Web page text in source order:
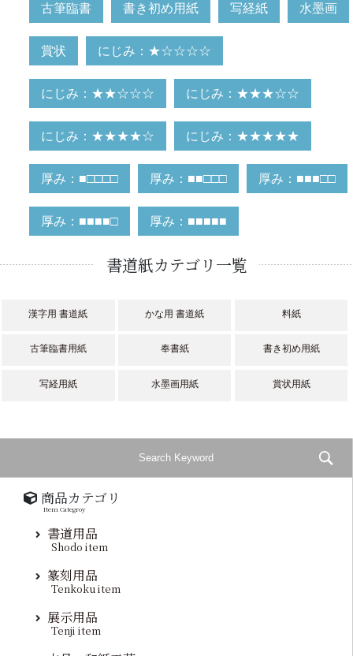
古筆臨書 書き初め用紙 写経紙 水墨画
賞状 にじみ：★☆☆☆☆
にじみ：★★☆☆☆ にじみ：★★★☆☆
にじみ：★★★★☆ にじみ：★★★★★
厚み：■□□□□ 厚み：■■□□□ 厚み：■■■□□
厚み：■■■■□ 厚み：■■■■■
書道紙カテゴリ一覧
漢字用 書道紙 かな用 書道紙 料紙
古筆臨書用紙 奉書紙 書き初め用紙
写経用紙 水墨画用紙 賞状用紙
商品カテゴリ
Item Categroy
書道用品
Shodo item
篆刻用品
Tenkoku item
展示用品
Tenji item